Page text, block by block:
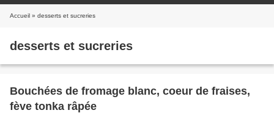
Accueil » desserts et sucreries
desserts et sucreries
Bouchées de fromage blanc, coeur de fraises,
fève tonka râpée